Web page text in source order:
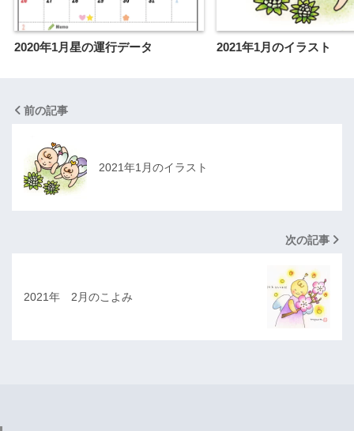
2020年1月星の運行データ 2021年1月のイラスト
前の記事
2021年1月のイラスト
次の記事
2021年 2月のこよみ